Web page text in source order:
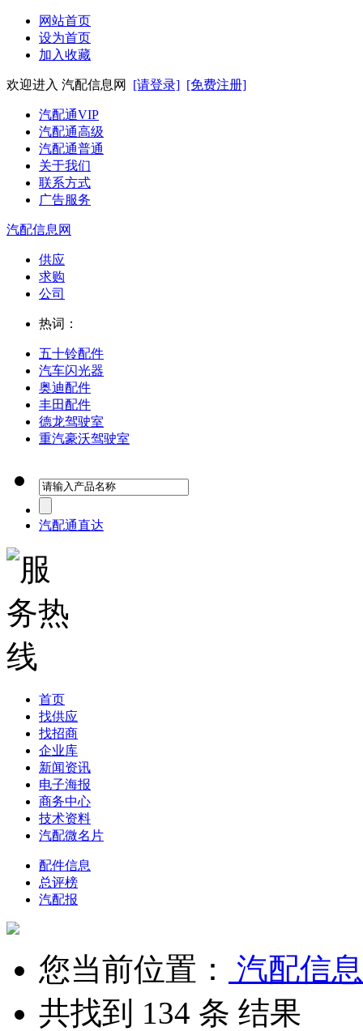
网站首页
设为首页
加入收藏
欢迎进入 汽配信息网 [请登录] [免费注册]
汽配通VIP
汽配通高级
汽配通普通
关于我们
联系方式
广告服务
汽配信息网
供应
求购
公司
热词：
五十铃配件
汽车闪光器
奥迪配件
丰田配件
德龙驾驶室
重汽豪沃驾驶室
汽配通直达
首页
找供应
找招商
企业库
新闻资讯
电子海报
商务中心
技术资料
汽配微名片
配件信息
总评榜
汽配报
您当前位置：
汽配信
共找到 134 条 结果